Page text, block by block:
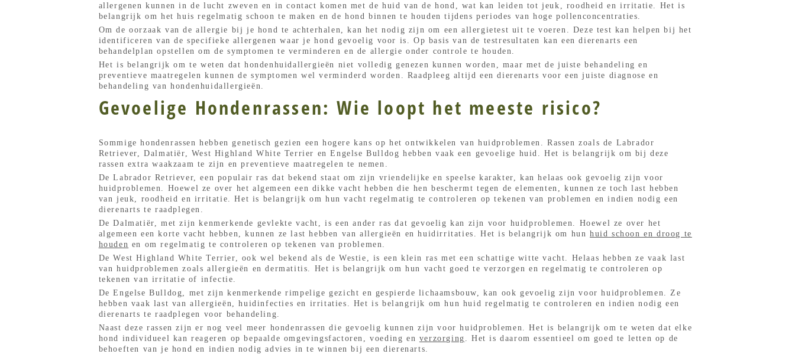
allergenen kunnen in de lucht zweven en in contact komen met de huid van de hond, wat kan leiden tot jeuk, roodheid en irritatie. Het is
belangrijk om het huis regelmatig schoon te maken en de hond binnen te houden tijdens periodes van hoge pollenconcentraties.
Om de oorzaak van de allergie bij je hond te achterhalen, kan het nodig zijn om een allergietest uit te voeren. Deze test kan helpen bij het
identificeren van de specifieke allergenen waar je hond gevoelig voor is. Op basis van de testresultaten kan een dierenarts een
behandelplan opstellen om de symptomen te verminderen en de allergie onder controle te houden.
Het is belangrijk om te weten dat hondenhuidallergieën niet volledig genezen kunnen worden, maar met de juiste behandeling en
preventieve maatregelen kunnen de symptomen wel verminderd worden. Raadpleeg altijd een dierenarts voor een juiste diagnose en
behandeling van hondenhuidallergieën.
Gevoelige Hondenrassen: Wie loopt het meeste risico?
Sommige hondenrassen hebben genetisch gezien een hogere kans op het ontwikkelen van huidproblemen. Rassen zoals de Labrador
Retriever, Dalmatiër, West Highland White Terrier en Engelse Bulldog hebben vaak een gevoelige huid. Het is belangrijk om bij deze
rassen extra waakzaam te zijn en preventieve maatregelen te nemen.
De Labrador Retriever, een populair ras dat bekend staat om zijn vriendelijke en speelse karakter, kan helaas ook gevoelig zijn voor
huidproblemen. Hoewel ze over het algemeen een dikke vacht hebben die hen beschermt tegen de elementen, kunnen ze toch last hebben
van jeuk, roodheid en irritatie. Het is belangrijk om hun vacht regelmatig te controleren op tekenen van problemen en indien nodig een
dierenarts te raadplegen.
De Dalmatiër, met zijn kenmerkende gevlekte vacht, is een ander ras dat gevoelig kan zijn voor huidproblemen. Hoewel ze over het
algemeen een korte vacht hebben, kunnen ze last hebben van allergieën en huidirritaties. Het is belangrijk om hunhuid schoon en droog te
houden en om regelmatig te controleren op tekenen van problemen.
De West Highland White Terrier, ook wel bekend als de Westie, is een klein ras met een schattige witte vacht. Helaas hebben ze vaak last
van huidproblemen zoals allergieën en dermatitis. Het is belangrijk om hun vacht goed te verzorgen en regelmatig te controleren op
tekenen van irritatie of infectie.
De Engelse Bulldog, met zijn kenmerkende rimpelige gezicht en gespierde lichaamsbouw, kan ook gevoelig zijn voor huidproblemen. Ze
hebben vaak last van allergieën, huidinfecties en irritaties. Het is belangrijk om hun huid regelmatig te controleren en indien nodig een
dierenarts te raadplegen voor behandeling.
Naast deze rassen zijn er nog veel meer hondenrassen die gevoelig kunnen zijn voor huidproblemen. Het is belangrijk om te weten dat elke
hond individueel kan reageren op bepaalde omgevingsfactoren, voeding en verzorging
. Het is daarom essentieel om goed te letten op de
behoeften van je hond en indien nodig advies in te winnen bij een dierenarts.